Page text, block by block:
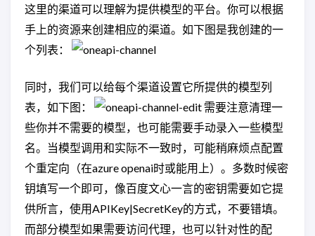
这里的渠道可以理解为提供模型的平台。你可以根据
手上的资源来创建相应的渠道。如下图是我创建的一
个列表：
同时，我们可以给每个渠道设置它所提供的模型列
表，如下图：
需要注意清理一
些你并不需要的模型，也可能需要手动录入一些模型
名。当模型调用和实际不一致时，可能稍麻烦点配置
个重定向（在azure openai时或能用上）。多数时候密
钥填写一个即可，像百度文心一言的密钥需要如它提
供所言，使用APIKey|SecretKey的方式，不要错填。
而部分模型如果需要访问代理，也可以针对性的配